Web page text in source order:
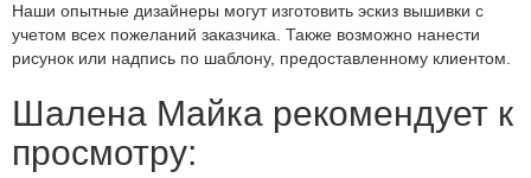
Наши опытные дизайнеры могут изготовить эскиз вышивки с
учетом всех пожеланий заказчика. Также возможно нанести
рисунок или надпись по шаблону, предоставленному клиентом.
Шалена Майка рекомендует к
просмотру: